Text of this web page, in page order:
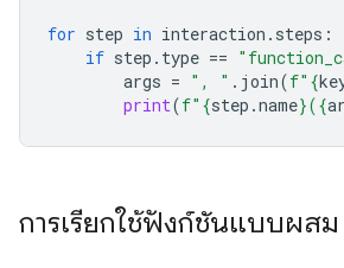
for step in interaction . steps :
if step . type ==
args = ", " . join(f" {
print(f" {step .name}({
การเรียกใช้ฟังก์ชันแบบผสม